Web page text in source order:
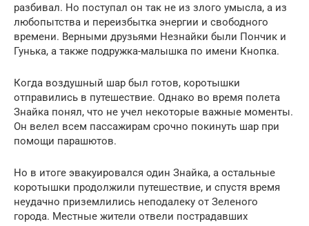
разбивал. Но поступал он так не из злого умысла, а из
любопытства и переизбытка энергии и свободного
времени. Верными друзьями Незнайки были Пончик и
Гунька, а также подружка-малышка по имени Кнопка.
Когда воздушный шар был готов, коротышки
отправились в путешествие. Однако во время полета
Знайка понял, что не учел некоторые важные моменты.
Он велел всем пассажирам срочно покинуть шар при
помощи парашютов.
Но в итоге эвакуировался один Знайка, а остальные
коротышки продолжили путешествие, и спустя время
неудачно приземлились неподалеку от Зеленого
города. Местные жители отвели пострадавших